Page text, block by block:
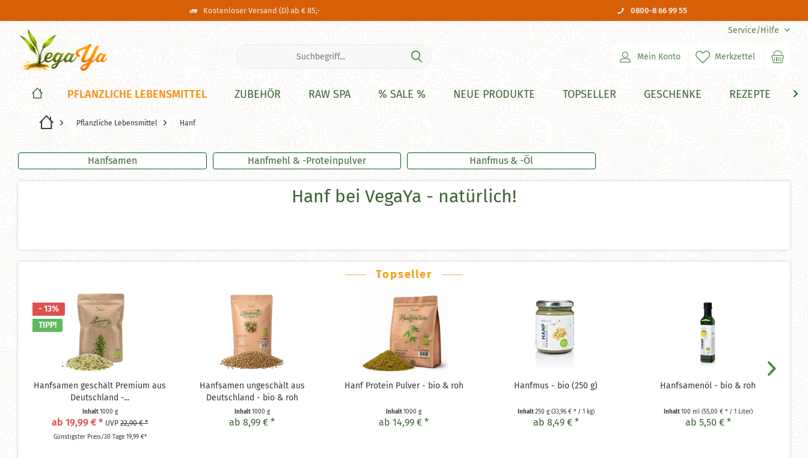
Kostenloser Versand (D) ab € 85,- 0800-8 66 99 55
Service/Hilfe
Merkzettel
Mein Konto
PFLANZLICHE LEBENSMITTEL ZUBEHÖR RAW SPA % SALE % NEUE PRODUKTE TOPSELLER GESCHENKE REZEPTE 
Pflanzliche Lebensmittel Hanf
Hanfsamen Hanfmehl & -Proteinpulver Hanfmus & -Öl
Hanf bei VegaYa - natürlich!
Topseller
- 13%
TIPP!
Hanfsamen geschält Premium aus
Deutschland -...
Inhalt1000 g
ab 19,99 € * UVP22,90 € *
Günstigster Preis/30 Tage 19,99 €*
Hanfsamen ungeschält aus
Deutschland - bio & roh
Inhalt1000 g
ab 8,99 € *
Hanf Protein Pulver - bio & roh
Inhalt1000 g
ab 14,99 € *
Hanfmus - bio (250 g)
Inhalt250 g (33,96 € * / 1 kg)
ab 8,49 € *
Hanfsamenöl - bio & roh
Inhalt100 ml (55,00 € * / 1 Liter)
ab 5,50 € *